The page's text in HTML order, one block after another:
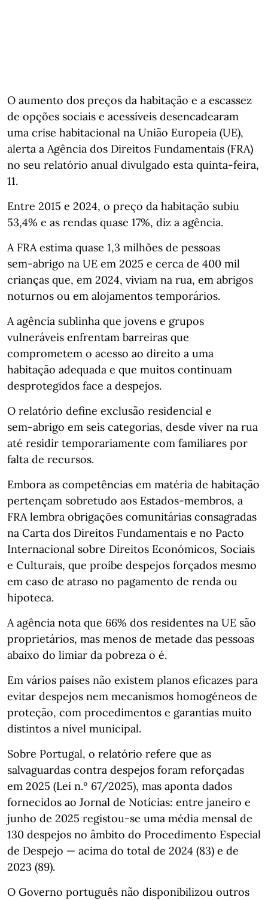
O aumento dos preços da habitação e a escassez
de opções sociais e acessíveis desencadearam
uma crise habitacional na União Europeia (UE),
alerta a Agência dos Direitos Fundamentais (FRA)
no seu relatório anual divulgado esta quinta-feira,
11.
Entre 2015 e 2024, o preço da habitação subiu
53,4% e as rendas quase 17%, diz a agência.
A FRA estima quase 1,3 milhões de pessoas
sem‑abrigo na UE em 2025 e cerca de 400 mil
crianças que, em 2024, viviam na rua, em abrigos
noturnos ou em alojamentos temporários.
A agência sublinha que jovens e grupos
vulneráveis enfrentam barreiras que
comprometem o acesso ao direito a uma
habitação adequada e que muitos continuam
desprotegidos face a despejos.
O relatório define exclusão residencial e
sem‑abrigo em seis categorias, desde viver na rua
até residir temporariamente com familiares por
falta de recursos.
Embora as competências em matéria de habitação
pertençam sobretudo aos Estados‑membros, a
FRA lembra obrigações comunitárias consagradas
na Carta dos Direitos Fundamentais e no Pacto
Internacional sobre Direitos Económicos, Sociais
e Culturais, que proíbe despejos forçados mesmo
em caso de atraso no pagamento de renda ou
hipoteca.
A agência nota que 66% dos residentes na UE são
proprietários, mas menos de metade das pessoas
abaixo do limiar da pobreza o é.
Em vários países não existem planos eficazes para
evitar despejos nem mecanismos homogéneos de
proteção, com procedimentos e garantias muito
distintos a nível municipal.
Sobre Portugal, o relatório refere que as
salvaguardas contra despejos foram reforçadas
em 2025 (Lei n.º 67/2025), mas aponta dados
fornecidos ao Jornal de Notícias: entre janeiro e
junho de 2025 registou‑se uma média mensal de
130 despejos no âmbito do Procedimento Especial
de Despejo — acima do total de 2024 (83) e de
2023 (89).
O Governo português não disponibilizou outros